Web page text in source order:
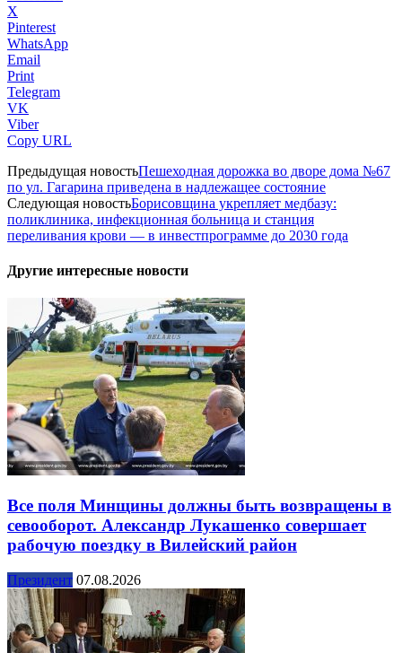
X
Pinterest
WhatsApp
Email
Print
Telegram
VK
Viber
Copy URL
Предыдущая новостьПешеходная дорожка во дворе дома №67
по ул. Гагарина приведена в надлежащее состояние
Следующая новостьБорисовщина укрепляет медбазу:
поликлиника, инфекционная больница и станция
переливания крови — в инвестпрограмме до 2030 года
Другие интересные новости
Все поля Минщины должны быть возвращены в
севооборот. Александр Лукашенко совершает
рабочую поездку в Вилейский район
Президент 07.08.2026